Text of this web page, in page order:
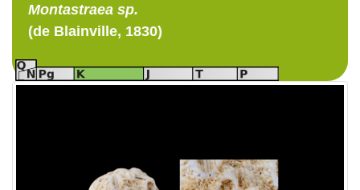
Montastraea sp.
(de Blainville, 1830)